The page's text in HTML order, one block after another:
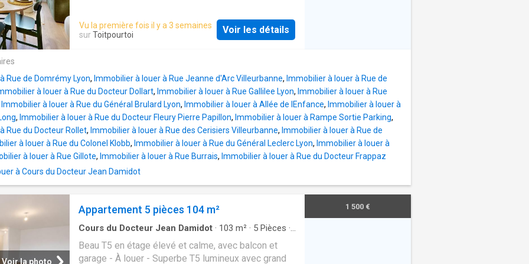
Vu la première fois il y a 3 semaines
surToitpourtoi Voir les détails
Rue de Domrémy Lyon, Immobilier à louer à Rue Jeanne d'Arc Villeurbanne, Immobilier à louer à Rue de
à louer à Rue du Docteur Dollart, Immobilier à louer à Rue Gallilee Lyon, Immobilier à louer à Rue
Immobilier à louer à Rue du Général Brulard Lyon, Immobilier à louer à Allée de lEnfance, Immobilier à louer à
, Immobilier à louer à Rue du Docteur Fleury Pierre Papillon, Immobilier à louer à Rampe Sortie Parking,
Rue du Docteur Rollet, Immobilier à louer à Rue des Cerisiers Villeurbanne, Immobilier à louer à Rue de
à louer à Rue du Colonel Klobb, Immobilier à louer à Rue du Général Leclerc Lyon, Immobilier à louer à
à louer à Rue Gillote, Immobilier à louer à Rue Burrais, Immobilier à louer à Rue du Docteur Frappaz
à Cours du Docteur Jean Damidot
Voir la photo
Appartement 5 pièces 104 m²
Cours du Docteur Jean Damidot · 103 m² · 5 Pièces ·
Beau T5 en étage élevé et calme, avec balcon et
garage - À louer - Superbe T5 lumineux avec grand
1 500 €